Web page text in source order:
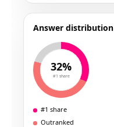
Answer distribution
32%
#1 share
#1 share
Outranked